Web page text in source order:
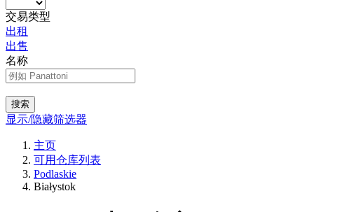
交易类型
出租
出售
名称
搜索
显示/隐藏筛选器
主页
可用仓库列表
Podlaskie
Białystok